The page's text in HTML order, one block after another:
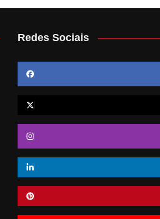
Redes Sociais